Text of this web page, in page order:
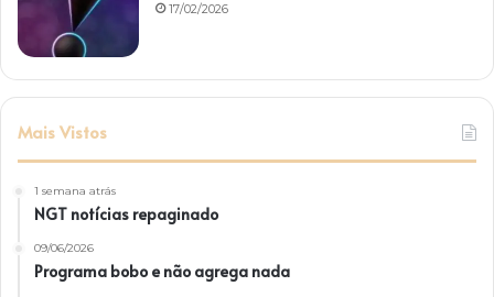
17/02/2026
Mais Vistos
1 semana atrás
NGT notícias repaginado
09/06/2026
Programa bobo e não agrega nada